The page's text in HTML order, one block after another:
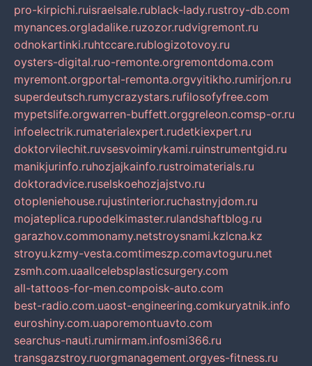
pro-kirpichi.ruisraelsale.rublack-lady.rustroy-db.com
mynances.orgladalike.ruzozor.rudvigremont.ru
odnokartinki.ruhtccare.rublogizotovoy.ru
oysters-digital.ruo-remonte.orgremontdoma.com
myremont.orgportal-remonta.orgvyitikho.rumirjon.ru
superdeutsch.rumycrazystars.rufilosofyfree.com
mypetslife.orgwarren-buffett.orggreleon.comsp-or.ru
infoelectrik.rumaterialexpert.rudetkiexpert.ru
doktorvilechit.ruvsesvoimirykami.ruinstrumentgid.ru
manikjurinfo.ruhozjajkainfo.rustroimaterials.ru
doktoradvice.ruselskoehozjajstvo.ru
otopleniehouse.rujustinterior.ruchastnyjdom.ru
mojateplica.rupodelkimaster.rulandshaftblog.ru
garazhov.commonamy.netstroysnami.kzlcna.kz
stroyu.kzmy-vesta.comtimeszp.comavtoguru.net
zsmh.com.uaallcelebsplasticsurgery.com
all-tattoos-for-men.compoisk-auto.com
best-radio.com.uaost-engineering.comkuryatnik.info
euroshiny.com.uaporemontuavto.com
searchus-nauti.rumirmam.infosmi366.ru
transgazstroy.ruorgmanagement.orgyes-fitness.ru